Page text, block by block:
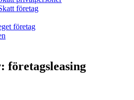
företag
företag
företagsleasing